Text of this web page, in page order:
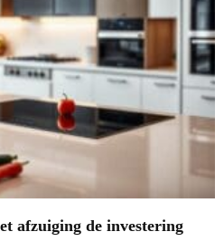
afzuiging de investering